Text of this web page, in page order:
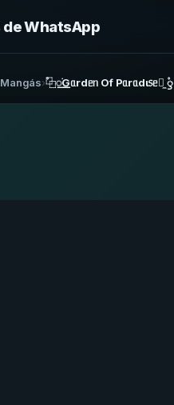
de WhatsApp
›۫⿻꯭࣪Gᥲrdᥱᥒ Of Pᥲrᥲdι᥉ᥱ🪷̼ ۫ꠥ